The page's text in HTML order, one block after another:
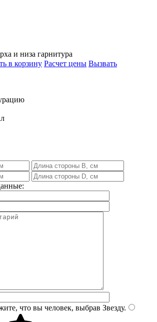
и низа гарнитура
в корзину Расчет цены Вызвать
что вы человек, выбрав Звезду.